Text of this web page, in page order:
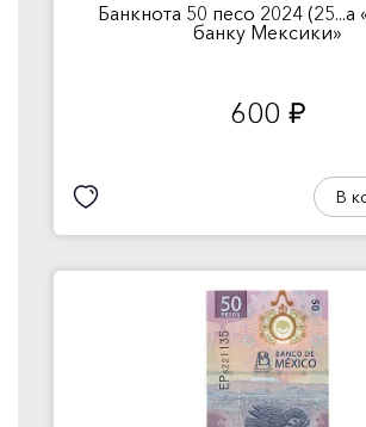
Банкнота 50 песо 2024 (25...а
банку Мексики»
600 руб.
В